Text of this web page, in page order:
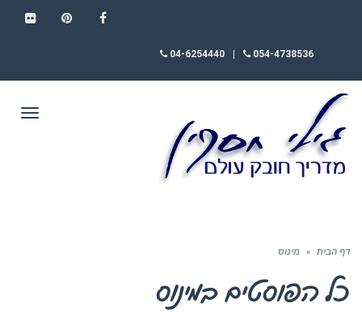
054-4738536
04-6254440
דף הבית » מינוס
כל הפוסטים במינוס